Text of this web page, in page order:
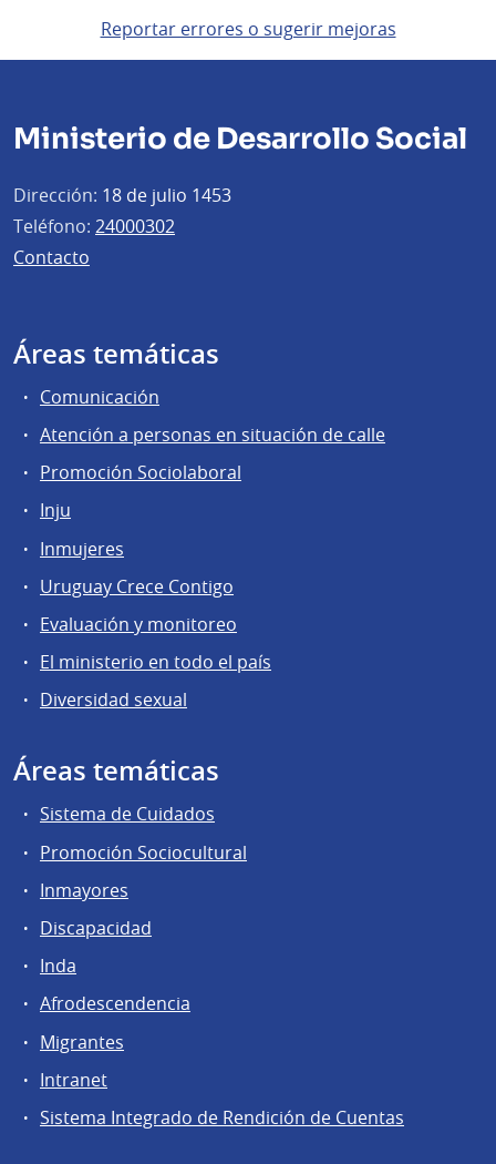
Reportar errores o sugerir mejoras
Ministerio de Desarrollo Social
Dirección: 18 de julio 1453
Teléfono: 24000302
Contacto
Áreas temáticas
Comunicación
Atención a personas en situación de calle
Promoción Sociolaboral
Inju
Inmujeres
Uruguay Crece Contigo
Evaluación y monitoreo
El ministerio en todo el país
Diversidad sexual
Áreas temáticas
Sistema de Cuidados
Promoción Sociocultural
Inmayores
Discapacidad
Inda
Afrodescendencia
Migrantes
Intranet
Sistema Integrado de Rendición de Cuentas